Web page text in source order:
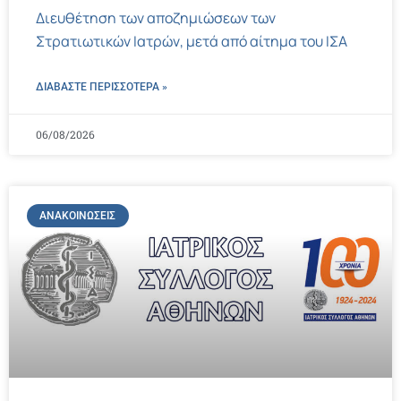
Διευθέτηση των αποζημιώσεων των
Στρατιωτικών Ιατρών, μετά από αίτημα του ΙΣΑ
ΔΙΑΒΑΣΤΕ ΠΕΡΙΣΣΌΤΕΡΑ »
06/08/2026
ΑΝΑΚΟΙΝΏΣΕΙΣ